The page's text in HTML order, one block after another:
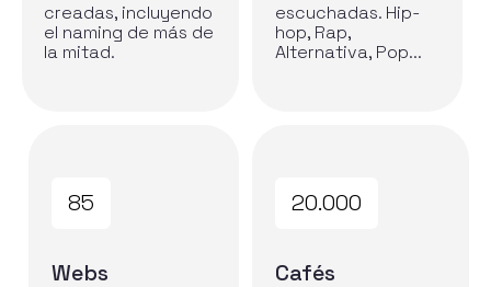
creadas, incluyendo
el naming de más de
la mitad.
escuchadas. Hip-
hop, Rap,
Alternativa, Pop...
85
Webs
20.000
Cafés